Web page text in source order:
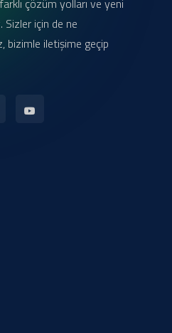
çözüm yolları ve yeni
Sizler için de ne
bizimle iletişime geçip